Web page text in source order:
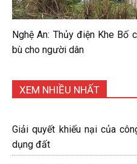
Nghệ An: Thủy điện Khe Bố
bù cho người dân
XEM NHIỀU NHẤT
Giải quyết khiếu nại của
dụng đất